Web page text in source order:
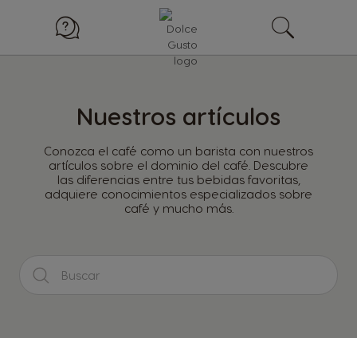
Nuestros artículos
Conozca el café como un barista con nuestros
artículos sobre el dominio del café. Descubre
las diferencias entre tus bebidas favoritas,
adquiere conocimientos especializados sobre
café y mucho más.